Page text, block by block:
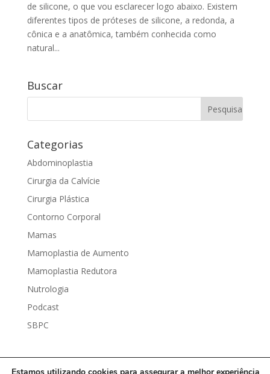
de silicone, o que vou esclarecer logo abaixo. Existem
diferentes tipos de próteses de silicone, a redonda, a
cônica e a anatômica, também conhecida como
natural...
Buscar
Categorias
Abdominoplastia
Cirurgia da Calvície
Cirurgia Plástica
Contorno Corporal
Mamas
Mamoplastia de Aumento
Mamoplastia Redutora
Nutrologia
Podcast
SBPC